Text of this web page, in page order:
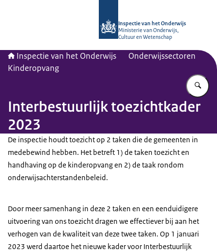
Inspectie van het Onderwijs
Ministerie van Onderwijs,
Cultuur en Wetenschap
Inspectie van het Onderwijs
Onderwijssectoren
Kinderopvang
Interbestuurlijk toezichtkader
2023
De inspectie houdt toezicht op 2 taken die de gemeenten in
medebewind hebben. Het betreft 1) de taken toezicht en
handhaving op de kinderopvang en 2) de taak rondom
onderwijsachterstandenbeleid.
Door meer samenhang in deze 2 taken en een eenduidigere
uitvoering van ons toezicht dragen we effectiever bij aan het
verhogen van de kwaliteit van deze twee taken. Op 1 januari
2023 werd daartoe het nieuwe kader voor Interbestuurlijk